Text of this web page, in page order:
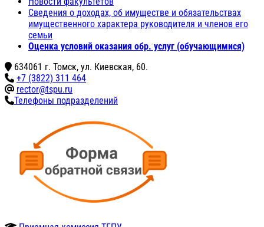
Сведения о доходах, об имуществе и обязательствах
имущественного характера руководителя и членов его
семьи
Оценка условий оказания обр. услуг (обучающимися)
634061 г. Томск, ул. Киевская, 60.
+7 (3822) 311 464
rector@tspu.ru
Телефоны подразделений